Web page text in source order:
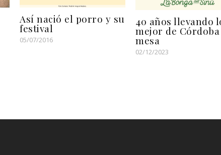
Así nació el porro y su
festival
05/07/2016
40 años llevando
mejor de
mesa
02/12/2023